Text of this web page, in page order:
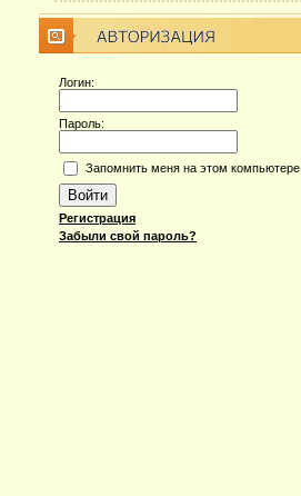
Логин:
Пароль:
Запомнить меня на этом компьютере
Регистрация
Забыли свой пароль?